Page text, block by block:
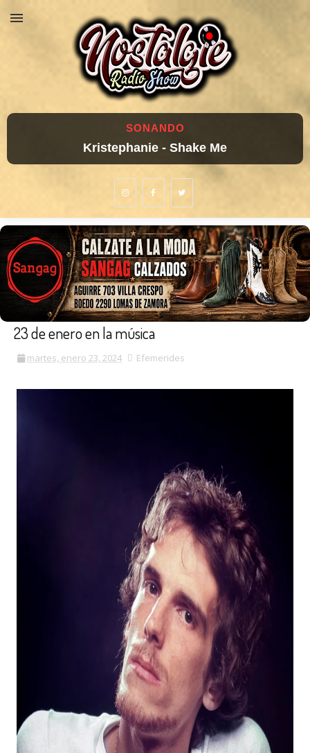
SONANDO
Kristephanie - Shake Me
23 de enero en la música
martes, enero 23, 2024 Efemerides